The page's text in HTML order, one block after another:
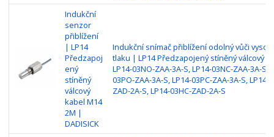
Indukční
senzor
přiblížení
| LP14
Předzapoj
ený
stíněný
válcový
kabel M14
2M |
DADISICK
Indukční snímač přiblížení odolný vůči
tlaku | LP14 Předzapojený stíněný válcový
LP14-03NO-ZAA-3A-S, LP14-03NC-ZAA-3A-S,
03PO-ZAA-3A-S, LP14-03PC-ZAA-3A-S, LP14-
ZAD-2A-S, LP14-03HC-ZAD-2A-S